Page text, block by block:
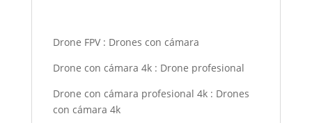
Drone FPV: Drones con cámara
Drone con cámara 4k: Drone profesional
Drone con cámara profesional 4k: Drones
con cámara 4k